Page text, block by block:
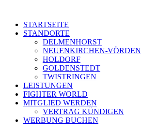
STARTSEITE
STANDORTE
DELMENHORST
NEUENKIRCHEN-VÖRDEN
HOLDORF
GOLDENSTEDT
TWISTRINGEN
LEISTUNGEN
FIGHTER WORLD
MITGLIED WERDEN
VERTRAG KÜNDIGEN
WERBUNG BUCHEN